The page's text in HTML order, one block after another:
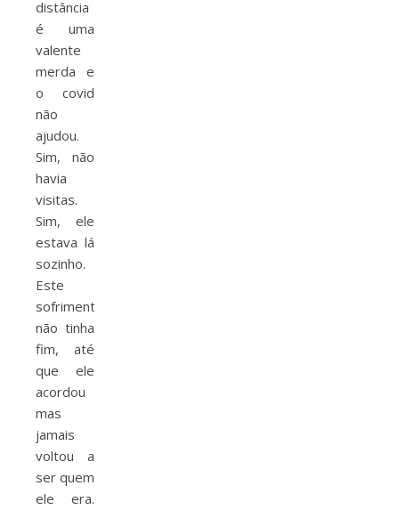
distância
é uma
valente
merda e
o covid
não
ajudou.
Sim, não
havia
visitas.
Sim, ele
estava lá
sozinho.
Este
sofrimento
não tinha
fim, até
que ele
acordou
mas
jamais
voltou a
ser quem
ele era.